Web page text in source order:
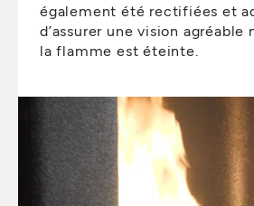
également été rectifiées et
d’assurer une vision agréable
la flamme est éteinte.